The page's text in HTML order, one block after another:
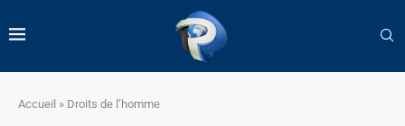
Accueil » Droits de l’homme